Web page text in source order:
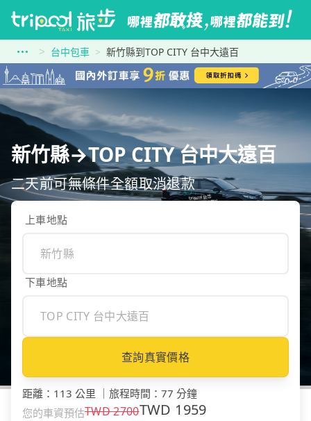
台中包車 新竹縣到TOP CITY 台中大遠百
新竹縣→TOP CITY 台中大遠百
二天前可無條件全額取消退款
上車地點
下車地點
查詢真實價格
距離 ： 113 公里 旅程時間 ： 77 分鐘
您的車資預估TWD2700TWD 1959